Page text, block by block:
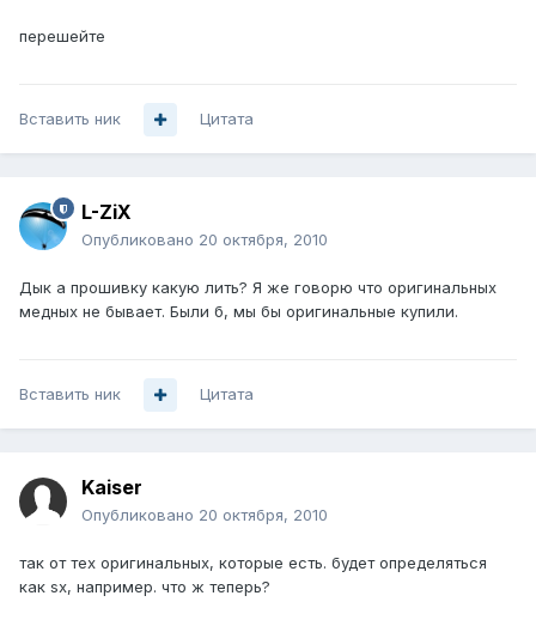
перешейте
Вставить ник Цитата
L-ZiX
Опубликовано 20 октября, 2010
Дык а прошивку какую лить? Я же говорю что оригинальных
медных не бывает. Были б, мы бы оригинальные купили.
Вставить ник Цитата
Kaiser
Опубликовано 20 октября, 2010
так от тех оригинальных, которые есть. будет определяться
как sx, например. что ж теперь?